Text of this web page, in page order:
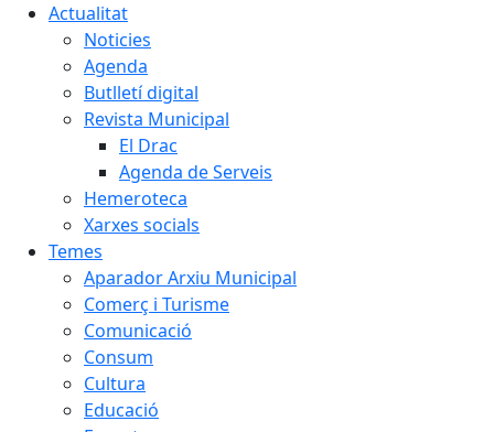
Actualitat
Noticies
Agenda
Butlletí digital
Revista Municipal
El Drac
Agenda de Serveis
Hemeroteca
Xarxes socials
Temes
Aparador Arxiu Municipal
Comerç i Turisme
Comunicació
Consum
Cultura
Educació